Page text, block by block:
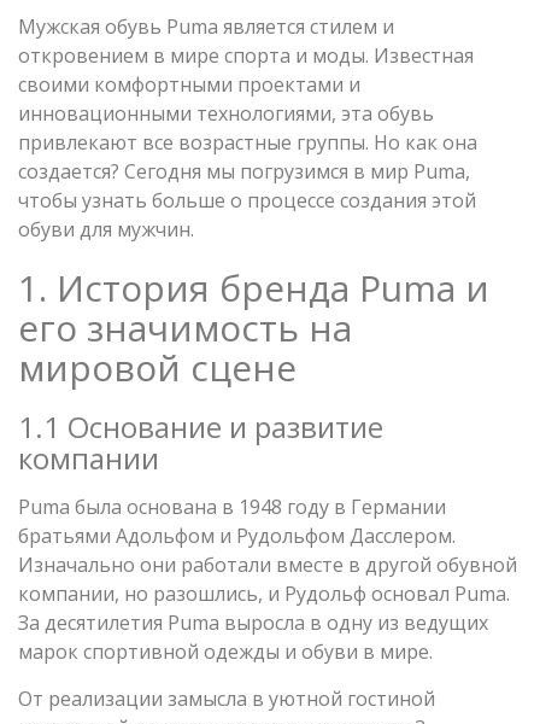
Мужская обувь Puma является стилем и
откровением в мире спорта и моды. Известная
своими комфортными проектами и
инновационными технологиями, эта обувь
привлекают все возрастные группы. Но как она
создается? Сегодня мы погрузимся в мир Puma,
чтобы узнать больше о процессе создания этой
обуви для мужчин.
1. История бренда Puma и
его значимость на
мировой сцене
1.1 Основание и развитие
компании
Puma была основана в 1948 году в Германии
братьями Адольфом и Рудольфом Дасслером.
Изначально они работали вместе в другой обувной
компании, но разошлись, и Рудольф основал Puma.
За десятилетия Puma выросла в одну из ведущих
марок спортивной одежды и обуви в мире.
От реализации замысла в уютной гостиной